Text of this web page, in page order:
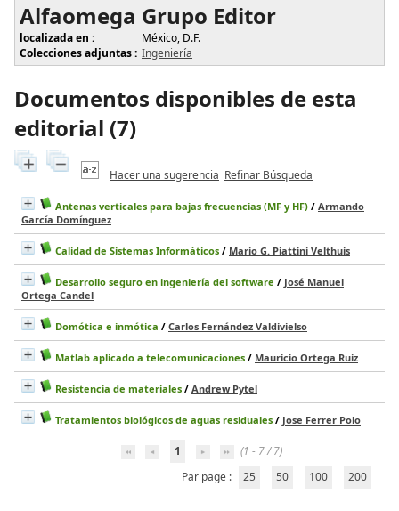
Alfaomega Grupo Editor
localizada en :
México, D.F.
Colecciones adjuntas : Ingeniería
Documentos disponibles de esta
editorial (7)
Hacer una sugerencia Refinar Búsqueda
Antenas verticales para bajas frecuencias (MF y HF) / Armando
García Domínguez
Calidad de Sistemas Informáticos / Mario G. Piattini Velthuis
Desarrollo seguro en ingeniería del software / José Manuel
Ortega Candel
Domótica e inmótica / Carlos Fernández Valdivielso
Matlab aplicado a telecomunicaciones / Mauricio Ortega Ruiz
Resistencia de materiales / Andrew Pytel
Tratamientos biológicos de aguas residuales / Jose Ferrer Polo
1
(1 - 7 / 7)
Par page :
25 50 100 200